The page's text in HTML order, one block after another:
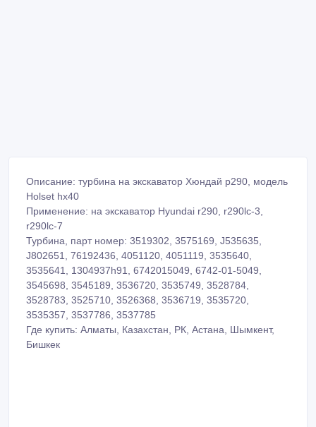
Описание: турбина на экскаватор Хюндай р290, модель
Holset hx40
Применение: на экскаватор Hyundai r290, r290lc-3,
r290lc-7
Турбина, парт номер: 3519302, 3575169, J535635,
J802651, 76192436, 4051120, 4051119, 3535640,
3535641, 1304937h91, 6742015049, 6742-01-5049,
3545698, 3545189, 3536720, 3535749, 3528784,
3528783, 3525710, 3526368, 3536719, 3535720,
3535357, 3537786, 3537785
Где купить: Алматы, Казахстан, РК, Астана, Шымкент,
Бишкек